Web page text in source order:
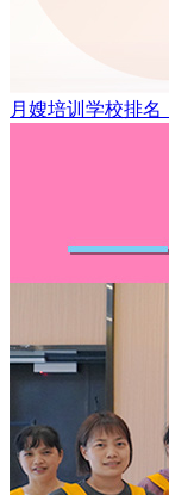
月嫂培训学校排